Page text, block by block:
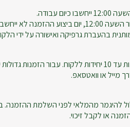
עבודה.
ייחשב כיום עבודה.
בהעברת גרפיקה ואישורה על ידי
זמני הייצור מתייחסים להזמנות עד 10 יחידות ללקוח. עבור
מייל או וואטסאפ.
להיגמר מהמלאי לפני השלמת ההזמנה.
או לקבל זיכוי.